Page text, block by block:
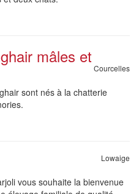
mâles et
Courcelles
sont nés à la chatterie
Lowaige
vous souhaite la bienvenue